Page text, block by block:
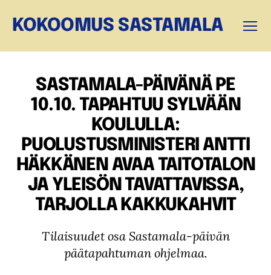
KOKOOMUS SASTAMALA
SASTAMALA-PÄIVÄNÄ PE
10.10. TAPAHTUU SYLVÄÄN
KOULULLA:
PUOLUSTUSMINISTERI ANTTI
HÄKKÄNEN AVAA TAITOTALON
JA YLEISÖN TAVATTAVISSA,
TARJOLLA KAKKUKAHVIT
Tilaisuudet osa Sastamala-päivän
päätapahtuman ohjelmaa.